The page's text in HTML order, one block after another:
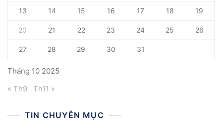
Tháng 10 2025
13 14 15 16 17 18 19
20 21 22 23 24 25 26
27 28 29 30 31
« Th9 Th11 »
TIN CHUYÊN MỤC